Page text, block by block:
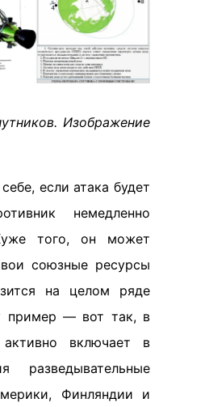
Изображение
если атака будет
немедленно
того, он может
союзные ресурсы
на целом ряде
пример — вот так, в
включает в
разведывательные
Финляндии и